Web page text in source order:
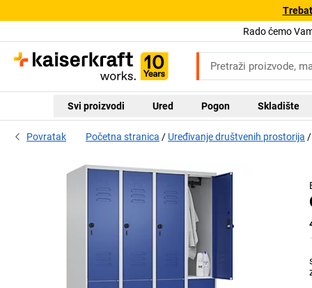
Rado ćemo
Svi proizvodi Ured Pogon Skladište
Povratak Početna stranica Uređivanje društvenih prostorija